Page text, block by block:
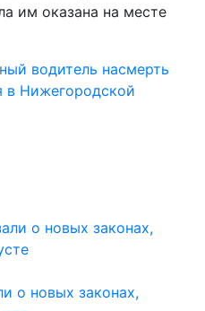
им оказана на месте
водитель насмерть
в Нижегородской
о новых законах,